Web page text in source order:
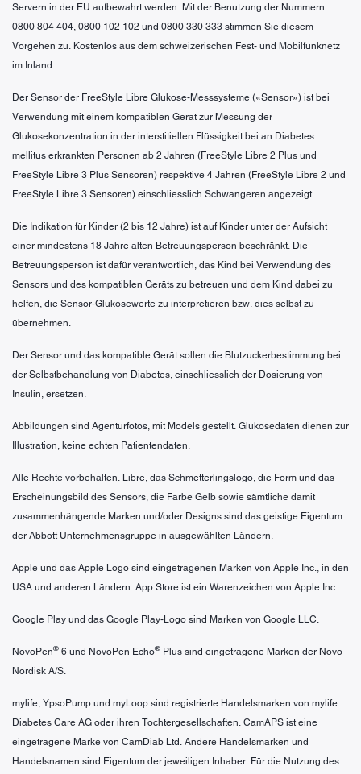
Servern in der EU aufbewahrt werden. Mit der Benutzung der Nummern
0800 804 404, 0800 102 102 und 0800 330 333 stimmen Sie diesem
Vorgehen zu. Kostenlos aus dem schweizerischen Fest- und Mobilfunknetz
im Inland.
Der Sensor der FreeStyle Libre Glukose-Messsysteme («Sensor») ist bei
Verwendung mit einem kompatiblen Gerät zur Messung der
Glukosekonzentration in der interstitiellen Flüssigkeit bei an Diabetes
mellitus erkrankten Personen ab 2 Jahren (FreeStyle Libre 2 Plus und
FreeStyle Libre 3 Plus Sensoren) respektive 4 Jahren (FreeStyle Libre 2 und
FreeStyle Libre 3 Sensoren) einschliesslich Schwangeren angezeigt.
Die Indikation für Kinder (2 bis 12 Jahre) ist auf Kinder unter der Aufsicht
einer mindestens 18 Jahre alten Betreuungsperson beschränkt. Die
Betreuungsperson ist dafür verantwortlich, das Kind bei Verwendung des
Sensors und des kompatiblen Geräts zu betreuen und dem Kind dabei zu
helfen, die Sensor-Glukosewerte zu interpretieren bzw. dies selbst zu
übernehmen.
Der Sensor und das kompatible Gerät sollen die Blutzuckerbestimmung bei
der Selbstbehandlung von Diabetes, einschliesslich der Dosierung von
Insulin, ersetzen.
Abbildungen sind Agenturfotos, mit Models gestellt. Glukosedaten dienen zur
Illustration, keine echten Patientendaten.
Alle Rechte vorbehalten. Libre, das Schmetterlingslogo, die Form und das
Erscheinungsbild des Sensors, die Farbe Gelb sowie sämtliche damit
zusammenhängende Marken und/oder Designs sind das geistige Eigentum
der Abbott Unternehmensgruppe in ausgewählten Ländern.
Apple und das Apple Logo sind eingetragenen Marken von Apple Inc., in den
USA und anderen Ländern. App Store ist ein Warenzeichen von Apple Inc.
Google Play und das Google Play-Logo sind Marken von Google LLC.
NovoPen® 6 und NovoPen Echo® Plus sind eingetragene Marken der Novo
Nordisk A/S.
mylife, YpsoPump und myLoop sind registrierte Handelsmarken von mylife
Diabetes Care AG oder ihren Tochtergesellschaften. CamAPS ist eine
eingetragene Marke von CamDiab Ltd. Andere Handelsmarken und
Handelsnamen sind Eigentum der jeweiligen Inhaber. Für die Nutzung des